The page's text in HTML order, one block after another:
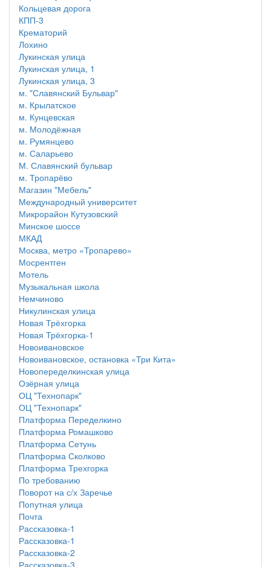
Кольцевая дорога
КПП-3
Крематорий
Лохино
Лукинская улица
Лукинская улица, 1
Лукинская улица, 3
м. "Славянский Бульвар"
м. Крылатское
м. Кунцевская
м. Молодёжная
м. Румянцево
м. Саларьево
М. Славянский бульвар
м. Тропарёво
Магазин "Мебель"
Международный университет
Микрорайон Кутузовский
Минское шоссе
МКАД
Москва, метро «Тропарево»
Мосрентген
Мотель
Музыкальная школа
Немчиново
Никулинская улица
Новая Трёхгорка
Новая Трёхгорка-1
Новоивановское
Новоивановское, остановка «Три Кита»
Новопеределкинская улица
Озёрная улица
ОЦ "Технопарк"
ОЦ "Технопарк"
Платформа Переделкино
Платформа Ромашково
Платформа Сетунь
Платформа Сколково
Платформа Трехгорка
По требованию
Поворот на с/х Заречье
Попутная улица
Почта
Рассказовка-1
Рассказовка-1
Рассказовка-2
Рассказовка-3